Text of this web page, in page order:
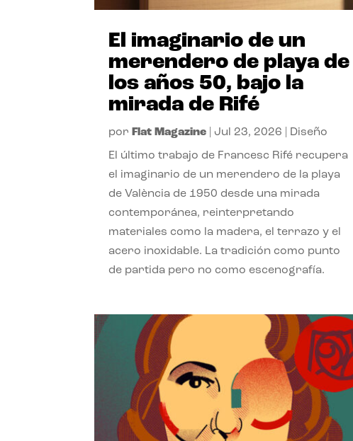
El imaginario de un
merendero de playa de
los años 50, bajo la
mirada de Rifé
por Flat Magazine Jul 23, 2026 Diseño
El último trabajo de Francesc Rifé recupera
el imaginario de un merendero de la playa
de València de 1950 desde una mirada
contemporánea, reinterpretando
materiales como la madera, el terrazo y el
acero inoxidable. La tradición como punto
de partida pero no como escenografía.